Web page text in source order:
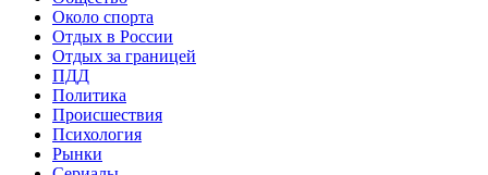
Около спорта
Отдых в России
Отдых за границей
ПДД
Политика
Происшествия
Психология
Рынки